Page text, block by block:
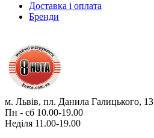
Доставка і оплата
Бренди
м. Львів, пл. Данила Галицького, 13
Пн - сб 10.00-19.00
Неділя 11.00-19.00